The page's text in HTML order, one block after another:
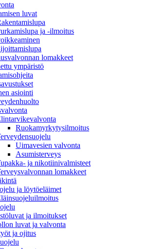
luvat
ja -ilmoitus
lomakkeet
ympäristö
asiointi
Ruokamyrkytysilmoitus
Uimavesien valvonta
Asumisterveys
ja nikotiinivalmisteet
lomakkeet
ja löytöeläimet
ja ilmoitukset
luvat ja valvonta
ja ojitus